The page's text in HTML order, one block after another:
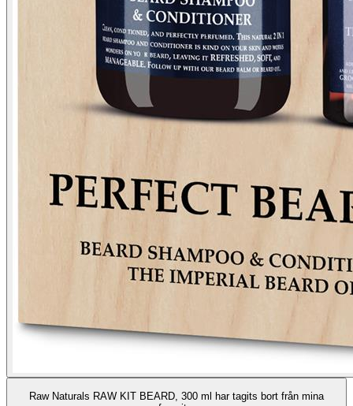
Raw Naturals RAW KIT BEARD, 300 ml har tagits bort från mina